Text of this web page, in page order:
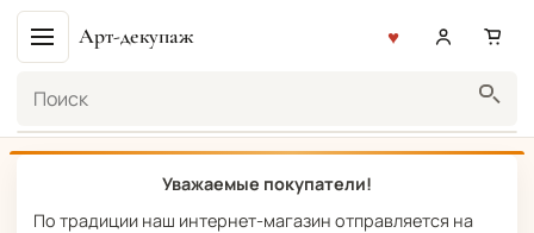
Арт-декупаж
Уважаемые покупатели!
По традиции наш интернет-магазин отправляется на